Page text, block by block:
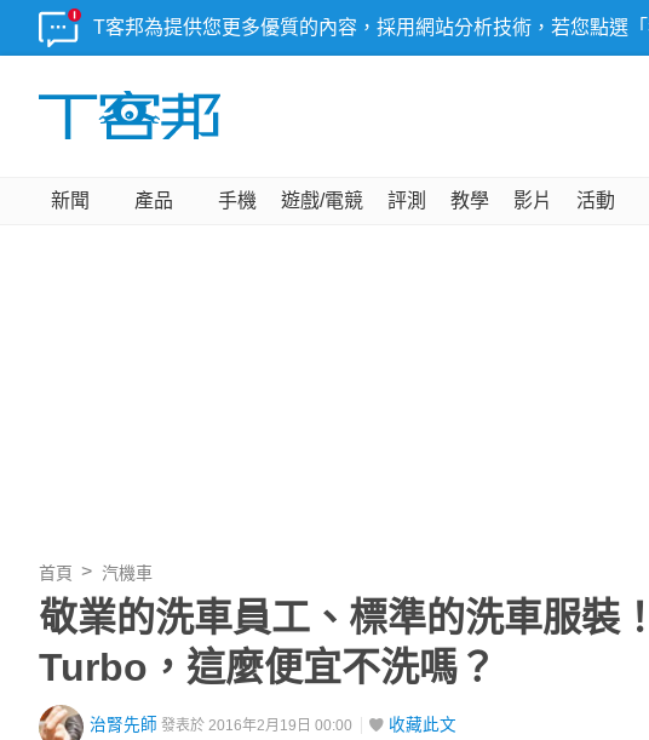
T客邦為提供您更多優質的內容，採用網站分析技術，若您點選
新聞 產品 手機 遊戲/電競 評測 教學 影片 活動
首頁 汽機車
敬業的洗車員工、標準的洗車服裝
Turbo，這麼便宜不洗嗎？
治腎先師 發表於 2016年2月19日 00:00 收藏此文